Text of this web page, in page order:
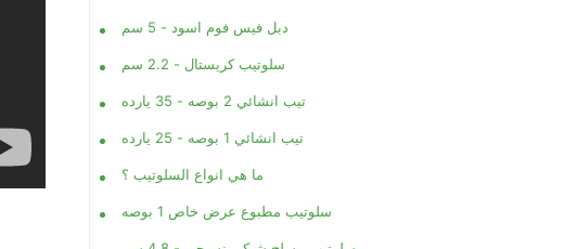
دبل فيس فوم اسود - 5 سم
سلوتيب كريستال - 2.2 سم
تيب انشائي 2 بوصه - 35 يارده
تيب انشائي 1 بوصه - 25 يارده
ما هي انواع السلوتيب ؟
سلوتيب مطبوع عرض خاص 1 بوصه